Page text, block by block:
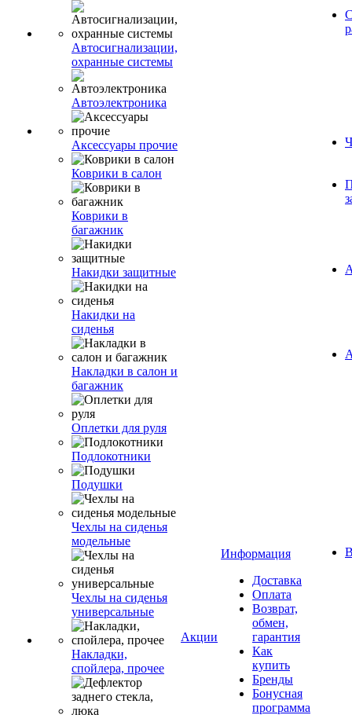
Автосигнализации,
охранные системы
Автоэлектроника
Аксессуары прочие
Коврики в салон
Коврики в
багажник
Накидки защитные
Накидки на
сиденья
Накладки в салон и
багажник
Оплетки для руля
Подлокотники
Подушки
Чехлы на сиденья
модельные
Чехлы на сиденья
универсальные
Накладки,
спойлера, прочее
Акции
Информация
Доставка
Оплата
Возврат,
обмен,
гарантия
Как
купить
Бренды
Бонусная
программа